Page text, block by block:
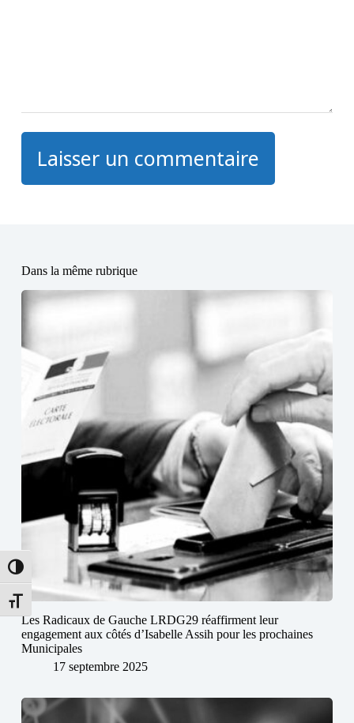
Passer en contraste élevé
Changer la taille de la police
Laisser un commentaire
Dans la même rubrique
Les Radicaux de Gauche LRDG29 réaffirment leur
engagement aux côtés d’Isabelle Assih pour les prochaines
Municipales
17 septembre 2025